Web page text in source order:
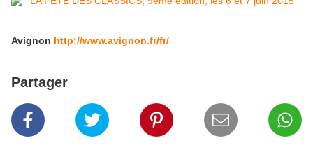
Avignon http://www.avignon.fr/fr/
Partager